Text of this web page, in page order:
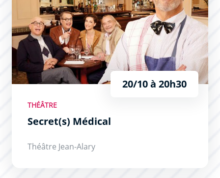
20/10 à 20h30
THÉÂTRE
Secret(s) Médical
Théâtre Jean-Alary